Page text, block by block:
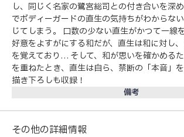
し、同じく名家の鷺宮総司との付き合いを深
でボディーガードの直生の気持ちがわからな
じてしまう。 口数の少ない直生がかつて一線
好意をよすがにする和だが、直生は和に対し
を覚えており… そして、和が思いを確かめる
を重ねたとき、直生は自ら、禁断の「本音」を
描き下ろしも収録！
備考
その他の詳細情報